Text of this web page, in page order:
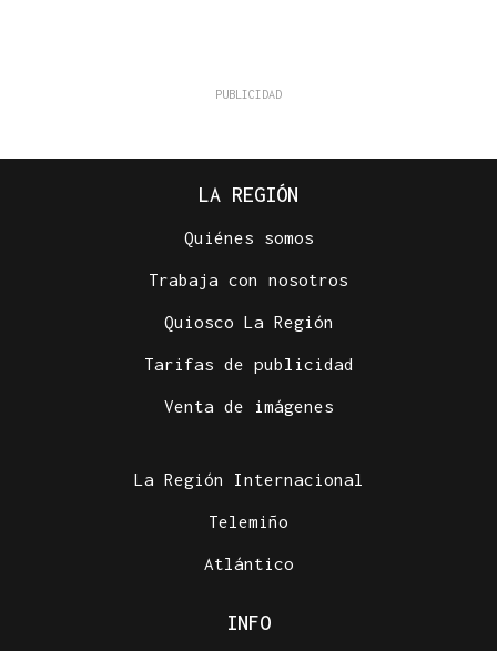
LA REGIÓN
Quiénes somos
Trabaja con nosotros
Quiosco La Región
Tarifas de publicidad
Venta de imágenes
La Región Internacional
Telemiño
Atlántico
INFO